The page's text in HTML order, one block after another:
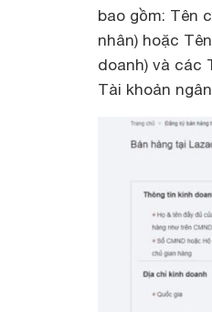
bao gồm: Tên
nhân) hoặc
doanh) và các
Tài khoản